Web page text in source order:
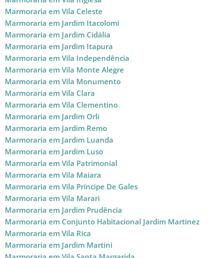
Marmoraria em Vila Celeste
Marmoraria em Jardim Itacolomi
Marmoraria em Jardim Cidália
Marmoraria em Jardim Itapura
Marmoraria em Vila Independência
Marmoraria em Vila Monte Alegre
Marmoraria em Vila Monumento
Marmoraria em Vila Clara
Marmoraria em Vila Clementino
Marmoraria em Jardim Orli
Marmoraria em Jardim Remo
Marmoraria em Jardim Luanda
Marmoraria em Jardim Luso
Marmoraria em Vila Patrimonial
Marmoraria em Vila Maiara
Marmoraria em Vila Príncipe De Gales
Marmoraria em Vila Marari
Marmoraria em Jardim Prudência
Marmoraria em Conjunto Habitacional Jardim Martinez
Marmoraria em Vila Rica
Marmoraria em Jardim Martini